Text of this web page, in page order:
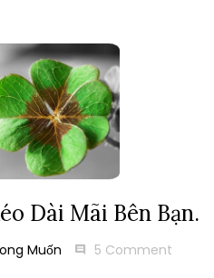
Dài Mãi Bên Bạn.
Muốn 5 Comment